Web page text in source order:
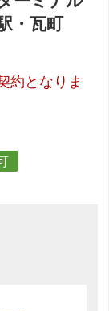
・瓦町
約となりま